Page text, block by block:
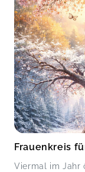
Frauenkreis
Viermal im Jahr